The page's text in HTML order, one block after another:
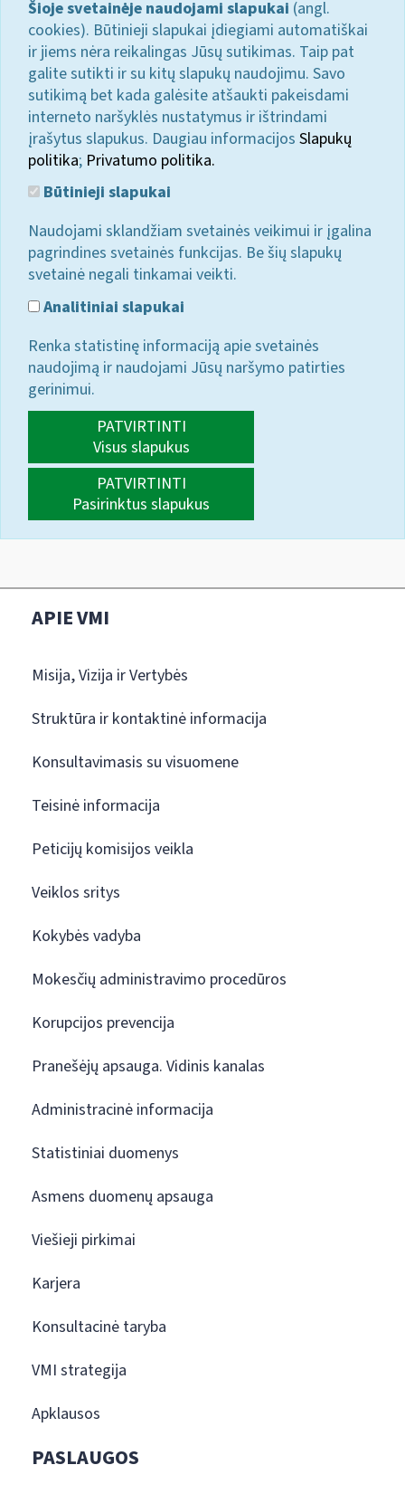
Šioje svetainėje naudojami slapukai (angl.
cookies). Būtinieji slapukai įdiegiami automatiškai
ir jiems nėra reikalingas Jūsų sutikimas. Taip pat
galite sutikti ir su kitų slapukų naudojimu. Savo
sutikimą bet kada galėsite atšaukti pakeisdami
interneto naršyklės nustatymus ir ištrindami
įrašytus slapukus. Daugiau informacijos Slapukų
politika; Privatumo politika.
Būtinieji slapukai
Naudojami sklandžiam svetainės veikimui ir įgalina
pagrindines svetainės funkcijas. Be šių slapukų
svetainė negali tinkamai veikti.
Analitiniai slapukai
Renka statistinę informaciją apie svetainės
naudojimą ir naudojami Jūsų naršymo patirties
gerinimui.
PATVIRTINTI
Visus slapukus
PATVIRTINTI
Pasirinktus slapukus
APIE VMI
Misija, Vizija ir Vertybės
Struktūra ir kontaktinė informacija
Konsultavimasis su visuomene
Teisinė informacija
Peticijų komisijos veikla
Veiklos sritys
Kokybės vadyba
Mokesčių administravimo procedūros
Korupcijos prevencija
Pranešėjų apsauga. Vidinis kanalas
Administracinė informacija
Statistiniai duomenys
Asmens duomenų apsauga
Viešieji pirkimai
Karjera
Konsultacinė taryba
VMI strategija
Apklausos
PASLAUGOS